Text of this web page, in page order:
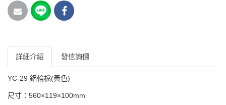
詳細介紹 發信詢價
YC-29 鋁輪檔(黃色)
尺寸：560×119×100mm